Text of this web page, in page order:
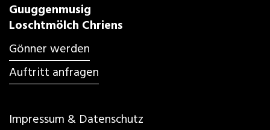
Guuggenmusig
Loschtmölch Chriens
Gönner werden
Auftritt anfragen
Impressum & Datenschutz